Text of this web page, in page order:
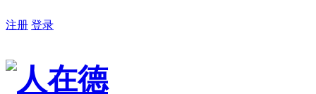
注册 登录